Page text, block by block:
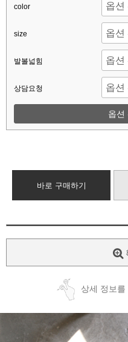
color
size
발볼넓힘
상담요청
옵션
바로 구매하기
상세 정보